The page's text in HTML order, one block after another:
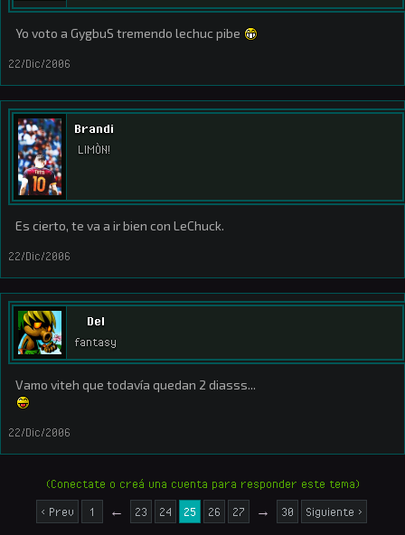
Yo voto a GygbuS tremendo lechuc pibe
22/Dic/2006
Brandi
LIMÒN!
Es cierto, te va a ir bien con LeChuck.
22/Dic/2006
Del
fantasy
Vamo viteh que todavía quedan 2 diasss...
22/Dic/2006
(Conectate o creá una cuenta para responder este tema)
< Prev
1 ← 23 24 25 26 27 → 30 Siguiente >